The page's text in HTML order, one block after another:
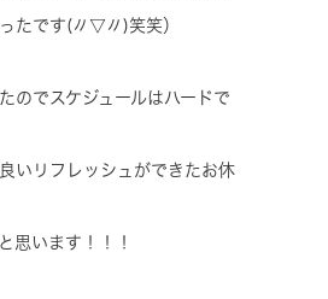
たです(〃▽〃)笑笑）
のでスケジュールはハードで
いリフレッシュができたお休
思います！！！